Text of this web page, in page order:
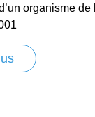
organisme